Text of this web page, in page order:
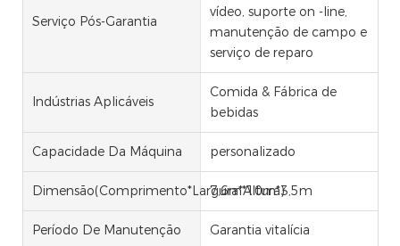
Serviço Pós-Garantia
vídeo, suporte on -line,
manutenção de campo e
serviço de reparo
Indústrias Aplicáveis
Comida & Fábrica de
bebidas
Capacidade Da Máquina personalizado
Dimensão(comprimento*largura*altura)
7,6m*10m*3,5m
Período De Manutenção Garantia vitalícia